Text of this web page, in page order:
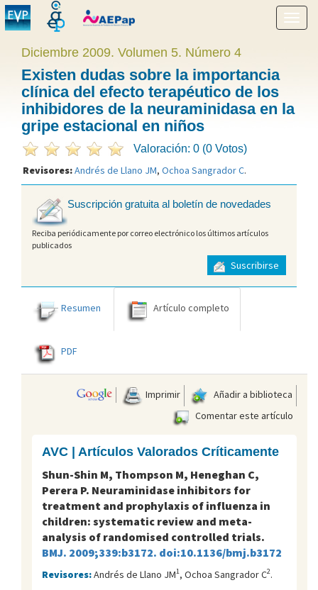
menú
Diciembre 2009. Volumen 5. Número 4
Existen dudas sobre la importancia
clínica del efecto terapéutico de los
inhibidores de la neuraminidasa en la
gripe estacional en niños
Valoración: 0 (0 Votos)
Revisores:Andrés de Llano JM, Ochoa Sangrador C.
Suscripción gratuita al boletín de novedades
Reciba periódicamente por correo electrónico los últimos artículos
publicados
Suscribirse
Resumen Artículo completo
PDF
Imprimir
Añadir a biblioteca
Comentar este artículo
AVC | Artículos Valorados Críticamente
Shun-Shin M, Thompson M, Heneghan C,
Perera P. Neuraminidase inhibitors for
treatment and prophylaxis of influenza in
children: systematic review and meta-
analysis of randomised controlled trials.
BMJ. 2009;339:b3172. doi:10.1136/bmj.b3172
Revisores:Andrés de Llano JM1, Ochoa Sangrador C2.